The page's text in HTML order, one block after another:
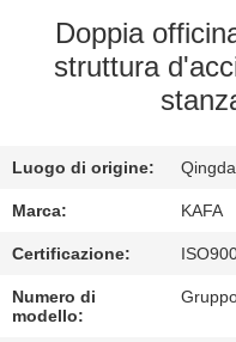
CHI
SIAMO
ALLA
FABBRICA
CONTROLLO
DELLA
Doppia
struttura
Luogo di origine:
Marca: KAFA
Certificazione:
Numero di
modello: